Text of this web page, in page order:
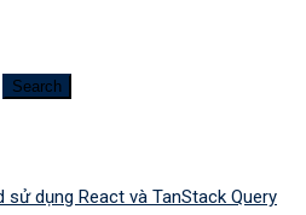
dụng React và TanStack Query